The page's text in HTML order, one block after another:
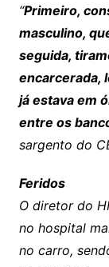
“Primeiro,
masculino,
seguida,
encarcerada,
já estava em
entre os
sargento do
Feridos
O diretor do
no hospital
no carro,